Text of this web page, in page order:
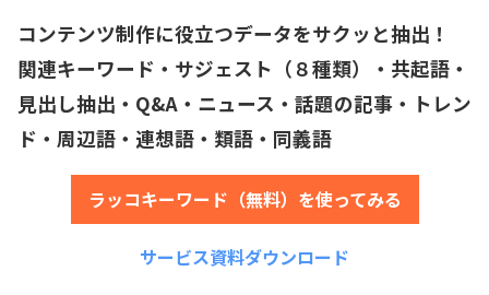
コンテンツ制作に役立つデータをサクッと抽出！
関連キーワード・サジェスト（８種類）・共起語・
見出し抽出・Q&A・ニュース・話題の記事・トレン
ド・周辺語・連想語・類語・同義語
ラッコキーワード（無料）を使ってみる
サービス資料ダウンロード